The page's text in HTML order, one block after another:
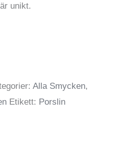
unikt.
Alla Smycken,
Etikett: Porslin